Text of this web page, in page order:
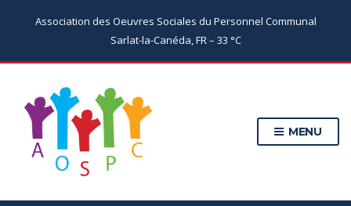
Association des Oeuvres Sociales du Personnel Communal
Sarlat-la-Canéda, FR– 33 C
MENU